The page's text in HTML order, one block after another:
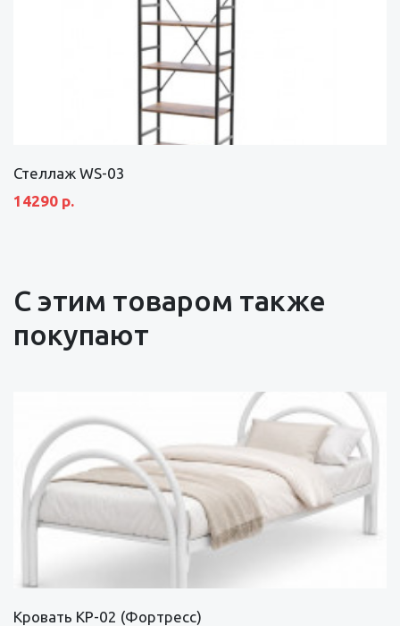
Стеллаж WS-03
14290 р.
С этим товаром также
покупают
Кровать КР-02 (Фортресс)